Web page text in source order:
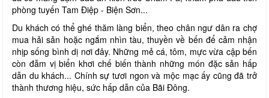
phòng tuyến Tam Điệp - Biện Sơn...
Du khách có thể ghé thăm làng biển, theo chân ngư dân ra chợ
mua hải sản hoặc ngắm nhìn tàu, thuyền về bến để cảm nhận
nhịp sống bình dị nơi đây. Những mẻ cá, tôm, mực vừa cập bến
còn đẫm vị biển khơi chế biến thành những món đặc sản hấp
dẫn du khách... Chính sự tươi ngon và mộc mạc ấy cũng đã trở
thành thương hiệu, sức hấp dẫn của Bãi Đông.